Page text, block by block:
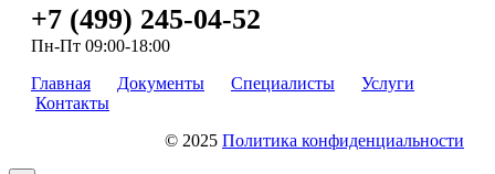
+7 (499) 245-04-52
Пн-Пт 09:00-18:00
Главная
Документы Специалисты
Услуги
Контакты
© 2025 Политика конфиденциальности